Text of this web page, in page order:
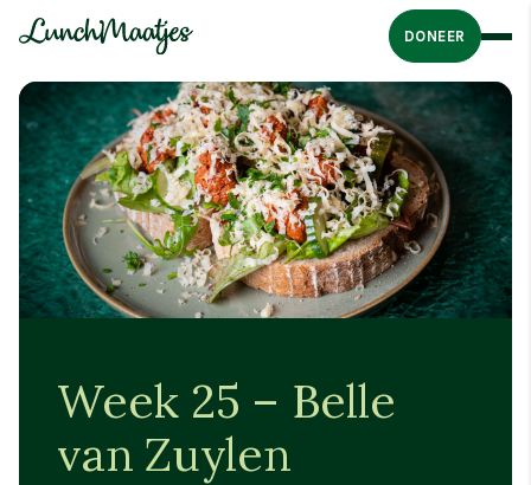
DONEER
Week 25 – Belle
van Zuylen